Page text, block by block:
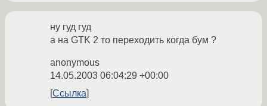
ну гуд гуд
а на GTK 2 то переходить когда бум ?
anonymous
14.05.2003 06:04:29 +00:00
Ссылка